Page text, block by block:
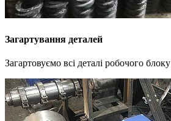
Загартування деталей
Загартовуємо всі деталі робочого блоку